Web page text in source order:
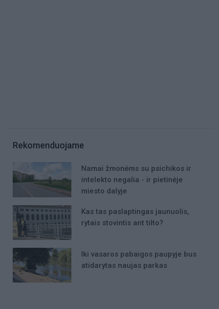
Rekomenduojame
Namai žmonėms su psichikos ir
intelekto negalia - ir pietinėje
miesto dalyje
Kas tas paslaptingas jaunuolis,
rytais stovintis ant tilto?
Iki vasaros pabaigos paupyje bus
atidarytas naujas parkas